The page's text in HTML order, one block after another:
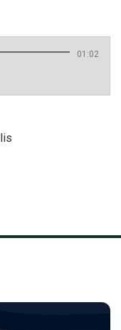
01:02